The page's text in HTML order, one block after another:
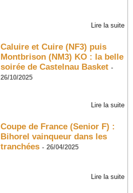
Lire la suite
Caluire et Cuire (NF3) puis
Montbrison (NM3) KO : la belle
soirée de Castelnau Basket -
26/10/2025
Lire la suite
Coupe de France (Senior F) :
Bihorel vainqueur dans les
tranchées - 26/04/2025
Lire la suite